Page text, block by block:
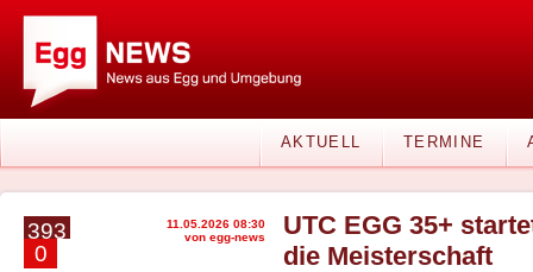
AKTUELL TERMINE
393
0
11.05.2026 08:30
von egg-news
UTC EGG 35+
die Meisterschaft